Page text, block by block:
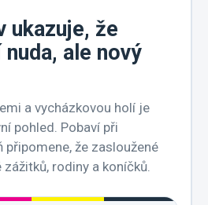
ukazuje, že
ale nový
a vycházkovou holí je
pohled. Pobaví při
připomene, že zasloužené
rodiny a koníčků.